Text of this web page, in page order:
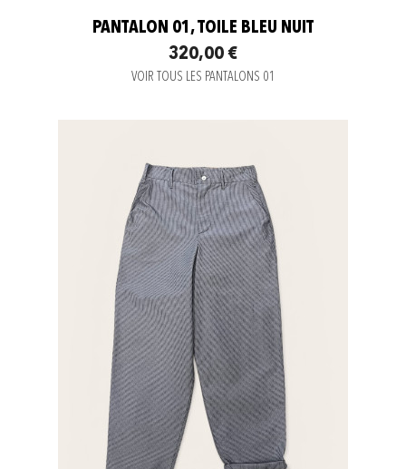
PANTALON 01, TOILE BLEU NUIT
320,00 €
VOIR TOUS LES PANTALONS 01